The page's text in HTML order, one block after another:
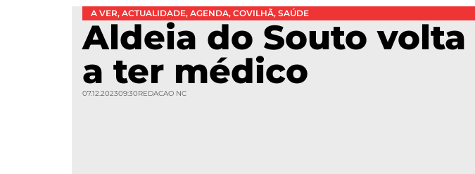
A VER, ACTUALIDADE, AGENDA, COVILHÃ, SAÚDE
Aldeia do Souto volta
a ter médico
07.12.202309:30REDACAO NC